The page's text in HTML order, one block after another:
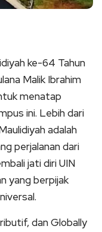
ke-64 Tahun
Malik Ibrahim
menatap
ini. Lebih dari
adalah
perjalanan dari
jati diri UIN
yang berpijak
dan Globally